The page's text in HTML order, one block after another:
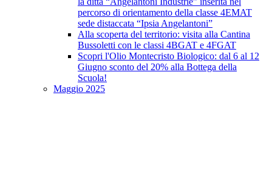
percorso di orientamento della classe 4EMAT
sede distaccata “Ipsia Angelantoni”
Alla scoperta del territorio: visita alla Cantina
Bussoletti con le classi 4BGAT e 4FGAT
Scopri l'Olio Montecristo Biologico: dal 6 al 12
Giugno sconto del 20% alla Bottega della
Scuola!
Maggio 2025